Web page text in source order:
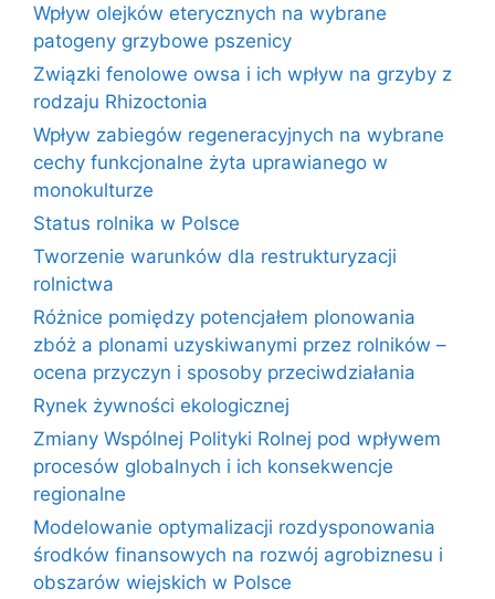
Wpływ olejków eterycznych na wybrane
patogeny grzybowe pszenicy
Związki fenolowe owsa i ich wpływ na grzyby z
rodzaju Rhizoctonia
Wpływ zabiegów regeneracyjnych na wybrane
cechy funkcjonalne żyta uprawianego w
monokulturze
Status rolnika w Polsce
Tworzenie warunków dla restrukturyzacji
rolnictwa
Różnice pomiędzy potencjałem plonowania
zbóż a plonami uzyskiwanymi przez rolników –
ocena przyczyn i sposoby przeciwdziałania
Rynek żywności ekologicznej
Zmiany Wspólnej Polityki Rolnej pod wpływem
procesów globalnych i ich konsekwencje
regionalne
Modelowanie optymalizacji rozdysponowania
środków finansowych na rozwój agrobiznesu i
obszarów wiejskich w Polsce